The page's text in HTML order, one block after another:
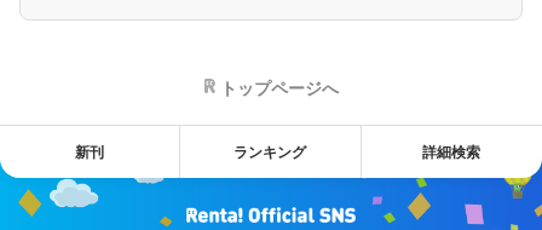
トップページへ
新刊 ランキング 詳細検索